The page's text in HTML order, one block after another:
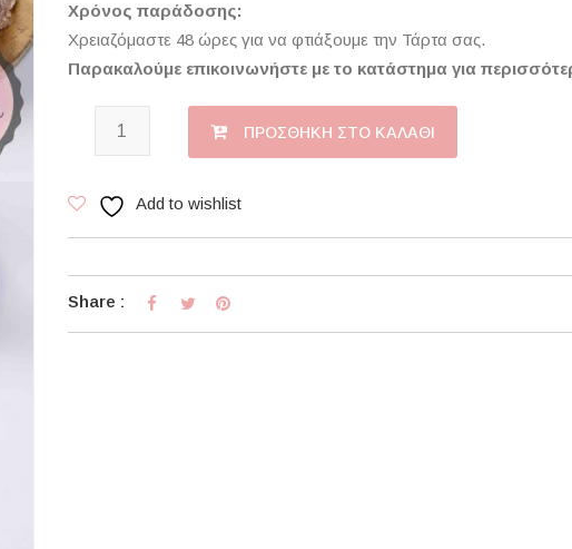
Χρόνος παράδοσης:
Χρειαζόμαστε 48 ώρες για να φτιάξουμε την Τάρτα σας.
Παρακαλούμε επικοινωνήστε με το κατάστημα για
ΠΡΟΣΘΉΚΗ ΣΤΟ ΚΑΛΆΘΙ
Add to wishlist
Share :